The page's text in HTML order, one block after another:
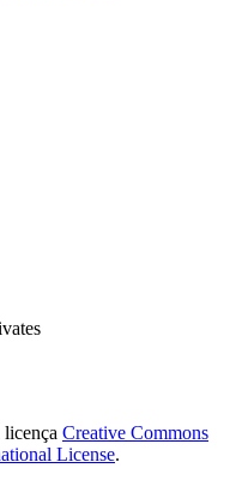
Creative Commons
License.